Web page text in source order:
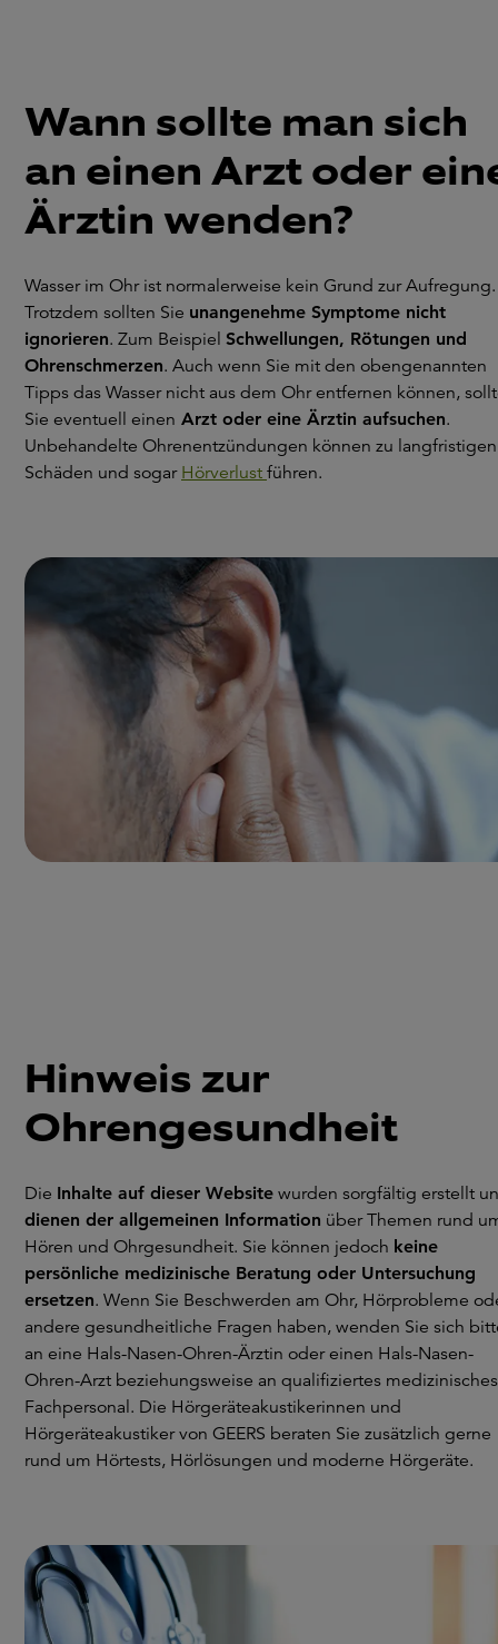
Wann sollte man sich
an einen Arzt oder
Ärztin wenden?
Wasser im Ohr ist normalerweise kein Grund zur Aufregung.
Trotzdem sollten Sie unangenehme Symptome nicht
ignorieren. Zum Beispiel Schwellungen, Rötungen und
Ohrenschmerzen. Auch wenn Sie mit den obengenannten
Tipps das Wasser nicht aus dem Ohr entfernen können,
Sie eventuell einen Arzt oder eine Ärztin aufsuchen.
Unbehandelte Ohrenentzündungen können zu langfristigen
Schäden und sogar Hörverlust führen.
Hinweis zur
Ohrengesundheit
Die Inhalte auf dieser Website wurden sorgfältig erstellt
dienen der allgemeinen Information über Themen rund
Hören und Ohrgesundheit. Sie können jedoch keine
persönliche medizinische Beratung oder Untersuchung
ersetzen. Wenn Sie Beschwerden am Ohr, Hörprobleme
andere gesundheitliche Fragen haben, wenden Sie sich
an eine Hals-Nasen-Ohren-Ärztin oder einen Hals-Nasen-
Ohren-Arzt beziehungsweise an qualifiziertes medizinisches
Fachpersonal. Die Hörgeräteakustikerinnen und
Hörgeräteakustiker von GEERS beraten Sie zusätzlich gerne
rund um Hörtests, Hörlösungen und moderne Hörgeräte.